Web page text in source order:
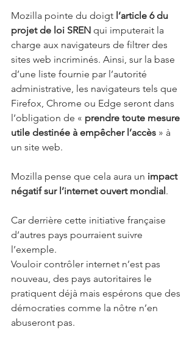
Mozilla pointe du doigt l’article 6 du
projet de loi SREN qui imputerait la
charge aux navigateurs de filtrer des
sites web incriminés. Ainsi, sur la base
d’une liste fournie par l’autorité
administrative, les navigateurs tels que
Firefox, Chrome ou Edge seront dans
l’obligation de « prendre toute mesure
utile destinée à empêcher l’accès » à
un site web.
Mozilla pense que cela aura un impact
négatif sur l’internet ouvert mondial .
Car derrière cette initiative française
d’autres pays pourraient suivre
l’exemple.
Vouloir contrôler internet n’est pas
nouveau, des pays autoritaires le
pratiquent déjà mais espérons que des
démocraties comme la nôtre n’en
abuseront pas.